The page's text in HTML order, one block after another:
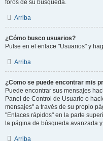
foros de su búsqueda.
Arriba
¿Cómo busco usuarios?
Pulse en el enlace "Usuarios" y
Arriba
¿Como se puede encontrar mis
Puede encontrar sus mensajes
Panel de Control de Usuario o
mensajes" a través de su propio
"Enlaces rápidos" en la parte
la página de búsqueda avanzada
Arriba